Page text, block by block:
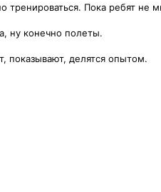
Пока ребят не
ну конечно полеты.
показывают, делятся опытом.